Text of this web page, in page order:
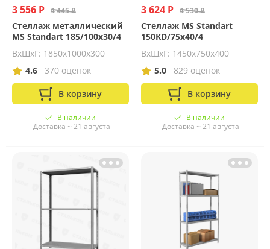
3 556 Р 4 445 Р
Стеллаж металлический
MS Standart 185/100x30/4
ВхШхГ: 1850х1000х300
4.6
370 оценок
В корзину
В наличии
Доставка ~ 21 августа
3 624 Р 4 530 Р
Стеллаж MS Standart
150KD/75x40/4
ВхШхГ: 1450х750х400
5.0
829 оценок
В корзину
В наличии
Доставка ~ 21 августа